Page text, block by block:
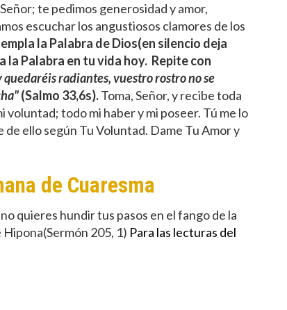
te pedimos generosidad y amor,
escuchar los angustiosos clamores de los
la Palabra de Dios(en silencio deja
la Palabra en tu vida hoy. Repite con
radiantes, vuestro rostro no se
(Salmo 33,6s).Toma, Señor, y recibe toda
todo mi haber y mi poseer. Tú me lo
ello según Tu Voluntad. Dame Tu Amor y
de Cuaresma
quieres hundir tus pasos en el fango de la
205, 1) Para las lecturas del